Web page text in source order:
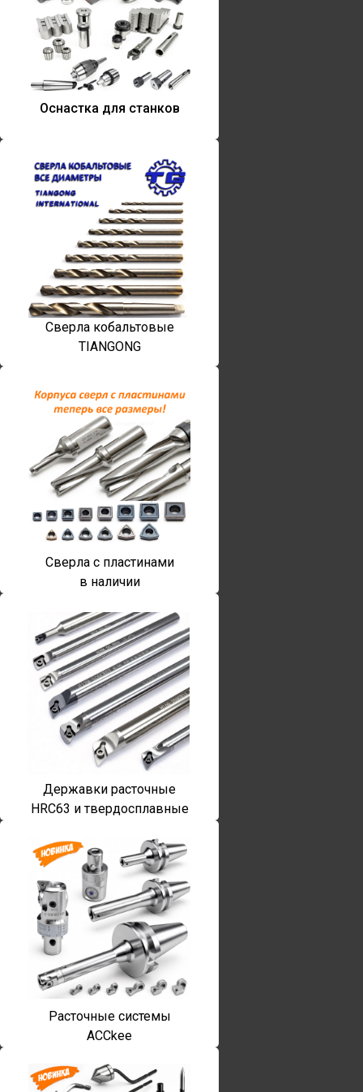
Оснастка для станков
Сверла кобальтовые
TIANGONG
Сверла с пластинами
в наличии
Державки расточные
HRC63 и твердосплавные
Расточные системы
ACCkee